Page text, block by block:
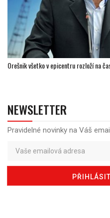
Orešnik všetko v epicentru rozloží na
NEWSLETTER
Pravidelné novinky na Váš